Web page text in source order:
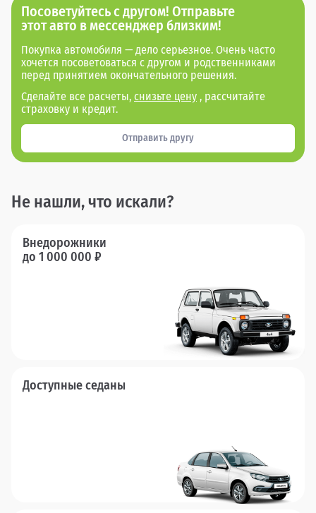
Посоветуйтесь с другом! Отправьте
этот авто в мессенджер близким!
Покупка автомобиля — дело серьезное. Очень часто
хочется посоветоваться с другом и родственниками
перед принятием окончательного решения.
Сделайте все расчеты, снизьте цену , рассчитайте
страховку и кредит.
Отправить другу
Не нашли, что искали?
Внедорожники
до 1 000 000 ₽
Доступные седаны